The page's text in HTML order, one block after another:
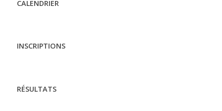
CALENDRIER
INSCRIPTIONS
RÉSULTATS